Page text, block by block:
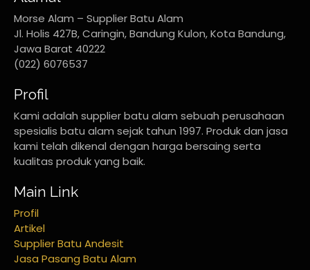
Morse Alam – Supplier Batu Alam
Jl. Holis 427B, Caringin, Bandung Kulon, Kota Bandung,
Jawa Barat 40222
(022) 6076537
Profil
Kami adalah supplier batu alam sebuah perusahaan
spesialis batu alam sejak tahun 1997. Produk dan jasa
kami telah dikenal dengan harga bersaing serta
kualitas produk yang baik.
Main Link
Profil
Artikel
Supplier Batu Andesit
Jasa Pasang Batu Alam